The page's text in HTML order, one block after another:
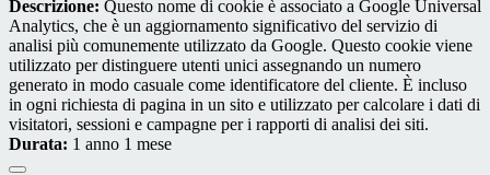
Descrizione: Questo nome di cookie è associato a Google Universal
Analytics, che è un aggiornamento significativo del servizio di
analisi più comunemente utilizzato da Google. Questo cookie viene
utilizzato per distinguere utenti unici assegnando un numero
generato in modo casuale come identificatore del cliente. È incluso
in ogni richiesta di pagina in un sito e utilizzato per calcolare i dati di
visitatori, sessioni e campagne per i rapporti di analisi dei siti.
Durata: 1 anno 1 mese